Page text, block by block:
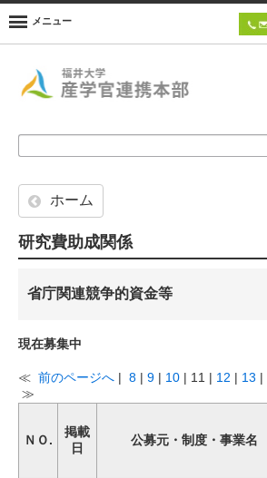
メニュー
ホーム
研究費助成関係
省庁関連競争的資金等
現在募集中
≪ 前のページへ | 8 | 9 | 10 | 11 | 12 | 13 |
≫
ＮＯ.
掲載
日
公募元・制度・事業名